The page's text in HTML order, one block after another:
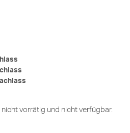
vorrätig und nicht verfügbar.